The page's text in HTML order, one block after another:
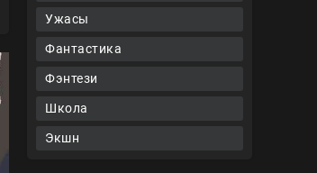
Ужасы
Фантастика
Фэнтези
Школа
Экшн